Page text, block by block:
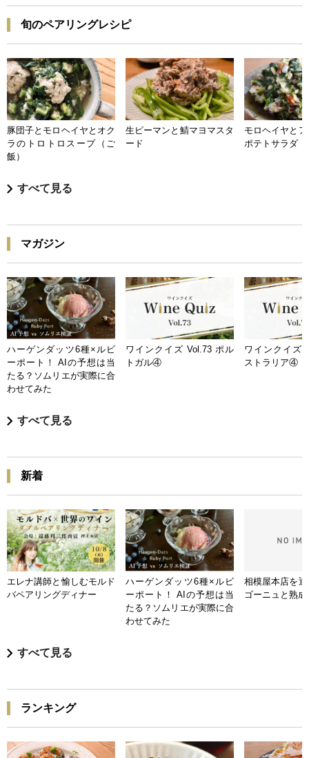
旬のペアリングレシピ
豚団子とモロヘイヤとオク
ラのトロトロスープ（ご
飯）
生ピーマンと鯖マヨマスタ
ード
モロヘイヤと
ポテトサラダ
すべて見る
マガジン
ハーゲンダッツ6種×ルビ
ーポート！ AIの予想は当
たる？ソムリエが実際に合
わせてみた
ワインクイズ Vol.73 ポル
トガル④
ワインクイズ
ストラリア④
すべて見る
新着
エレナ講師と愉しむモルド
バペアリングディナー
ハーゲンダッツ6種×ルビ
ーポート！ AIの予想は当
たる？ソムリエが実際に合
わせてみた
相模屋本店を
ゴーニュと熟
すべて見る
ランキング